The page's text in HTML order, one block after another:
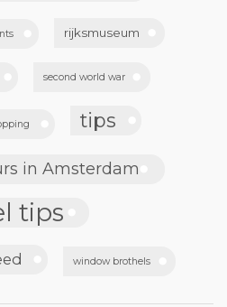
rijksmuseum
second world war
tips
in Amsterdam
tips
window brothels